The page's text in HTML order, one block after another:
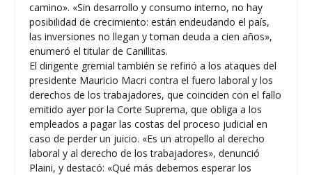
camino». «Sin desarrollo y consumo interno, no hay
posibilidad de crecimiento: están endeudando el país,
las inversiones no llegan y toman deuda a cien años»,
enumeró el titular de Canillitas.
El dirigente gremial también se refirió a los ataques del
presidente Mauricio Macri contra el fuero laboral y los
derechos de los trabajadores, que coinciden con el fallo
emitido ayer por la Corte Suprema, que obliga a los
empleados a pagar las costas del proceso judicial en
caso de perder un juicio. «Es un atropello al derecho
laboral y al derecho de los trabajadores», denunció
Plaini, y destacó: «Qué más debemos esperar los